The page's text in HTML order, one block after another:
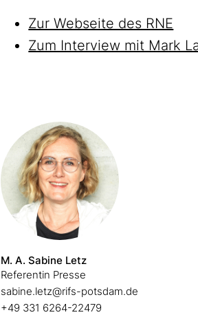
Zur Webseite des RNE
Zum Interview mit Mark
M. A. Sabine Letz
Referentin Presse
sabine.letz@rifs-potsdam.de
+49 331 6264-22479